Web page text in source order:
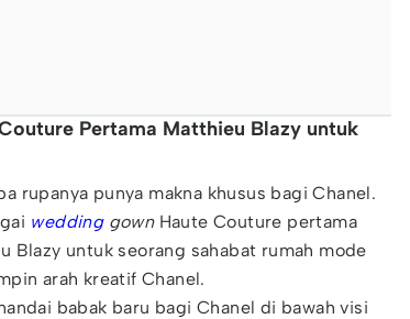
Pertama Matthieu Blazy untuk
rupanya punya makna khusus bagi Chanel.
weddinggown Haute Couture pertama
Blazy untuk seorang sahabat rumah mode
arah kreatif Chanel.
babak baru bagi Chanel di bawah visi